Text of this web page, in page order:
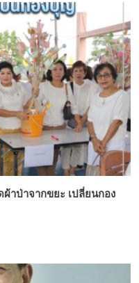
าป่าจากขยะ เปลี่ยนกอง